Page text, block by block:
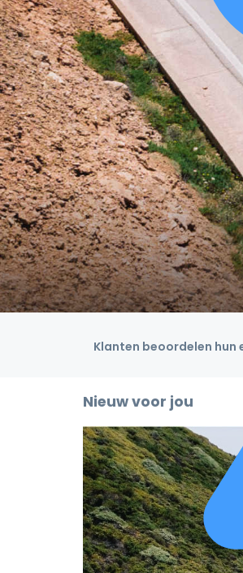
Klanten beoordelen hun
Nieuw voor jou